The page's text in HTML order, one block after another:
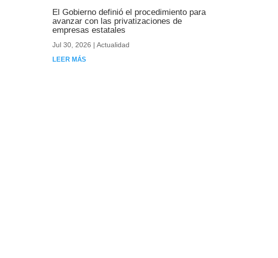
El Gobierno definió el procedimiento para
avanzar con las privatizaciones de
empresas estatales
Jul 30, 2026 | Actualidad
LEER MÁS